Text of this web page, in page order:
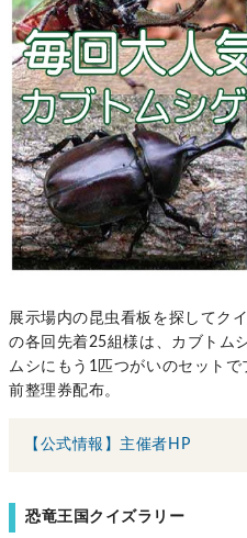
展示場内の昆虫看板を探してク
の各回先着25組様は、カブトム
ムシにもう1匹つがいのセット
前整理券配布。
【公式情報】主催者HP
恐竜王国クイズラリー